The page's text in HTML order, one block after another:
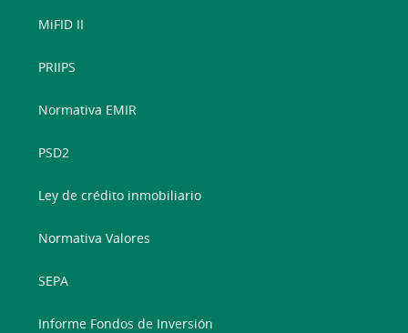
MiFID II
PRIIPS
Normativa EMIR
PSD2
Ley de crédito inmobiliario
Normativa Valores
SEPA
Informe Fondos de Inversión